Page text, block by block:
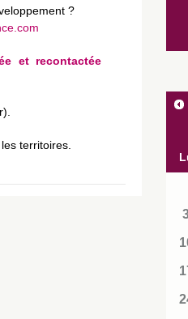
?
et recontactée
territoires.